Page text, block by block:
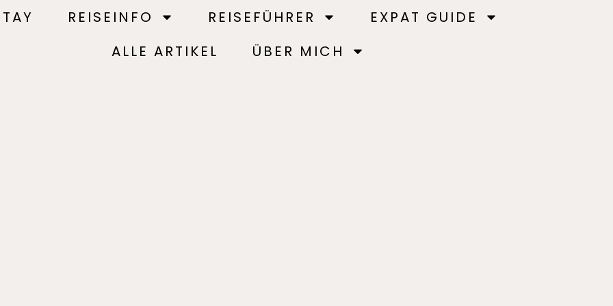
REISEINFO REISEFÜHRER
EXPAT GUIDE
ALLE ARTIKEL
ÜBER MICH